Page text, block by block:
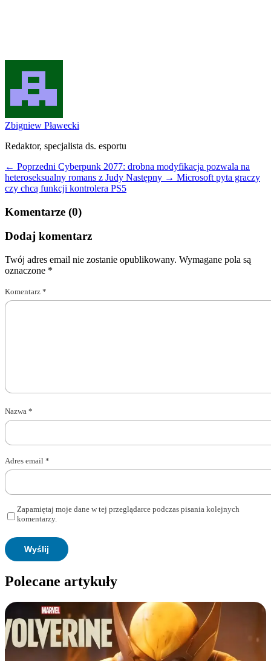
Zbigniew Pławecki
Redaktor, specjalista ds. esportu
← Poprzedni Cyberpunk 2077: drobna modyfikacja pozwala na
heteroseksualny romans z Judy Następny → Microsoft pyta graczy
czy chcą funkcji kontrolera PS5
Komentarze (0)
Dodaj komentarz
Twój adres email nie zostanie opublikowany. Wymagane pola są
oznaczone *
Komentarz *
Nazwa *
Adres email *
Zapamiętaj moje dane w tej przeglądarce podczas pisania kolejnych
komentarzy.
Polecane artykuły